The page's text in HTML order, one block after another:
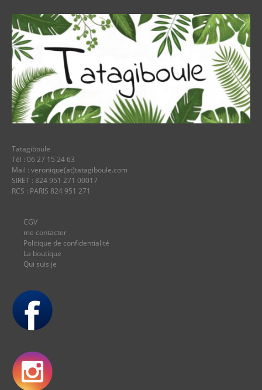
Tatagiboule
Tél : 06 27 15 24 63
Mail : veronique(at)tatagiboule.com
SIRET : 824 951 271 00017
RCS : PARIS 824 951 271
CGV
me contacter
Politique de confidentialité
La boutique
Qui suis je